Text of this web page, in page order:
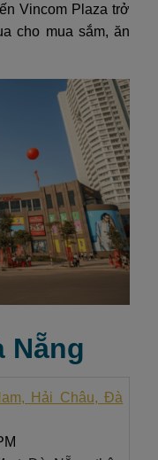
Vincom Plaza trở
cho mua sắm, ăn
Nẵng
Hải Châu, Đà